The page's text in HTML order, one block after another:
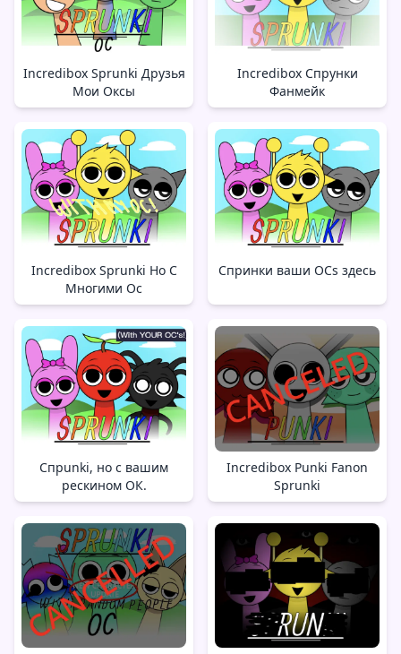
Incredibox Sprunki Друзья
Мои Оксы
Incredibox Спрунки
Фанмейк
Incredibox Sprunki Но С
Многими Oc
Спринки ваши ОCs здесь
Спрunki, но с вашим
рескином ОК.
Incredibox Punki Fanon
Sprunki